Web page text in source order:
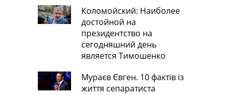
Коломойский: Наиболее
достойной на
президентство на
сегодняшний день
является Тимошенко
Мураєв Євген. 10 фактів із
життя сепаратиста